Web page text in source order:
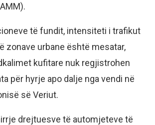
të fundit, intensiteti i trafikut
zonave urbane është mesatar,
kufitare nuk regjistrohen
për hyrje apo dalje nga vendi në
së Veriut.
drejtuesve të automjeteve të